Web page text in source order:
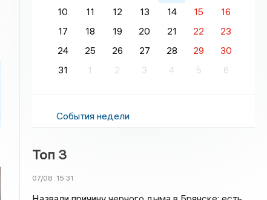
10
11 12 13 14 15
16
17
18 19 20 21 22
23
24
25 26 27 28 29
30
31
1 2 3 4 5 6
События недели
Топ 3
07/08 15:31